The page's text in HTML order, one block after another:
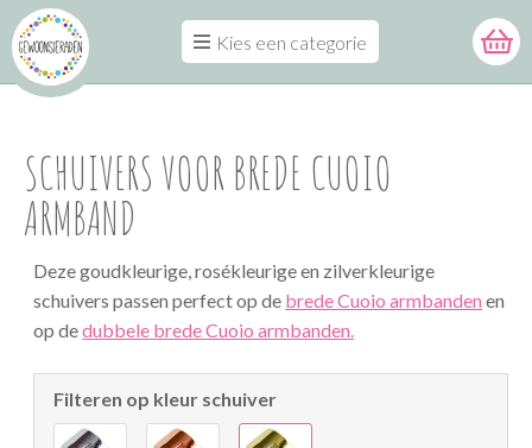
Kies een categorie
SCHUIVERS VOOR BREDE CUOIO
ARMBAND
Deze goudkleurige, rosékleurige en zilverkleurige
schuivers passen perfect op de brede Cuoio armbanden en
op dedubbele brede Cuoio armbanden.
Filteren op kleur schuiver